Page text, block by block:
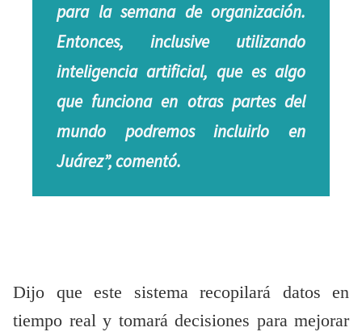
para la semana de organización.
Entonces, inclusive utilizando
inteligencia artificial, que es algo
que funciona en otras partes del
mundo podremos incluirlo en
Juárez”, comentó.
Dijo que este sistema recopilará datos en
tiempo real y tomará decisiones para mejorar